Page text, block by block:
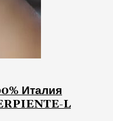
Италия
L